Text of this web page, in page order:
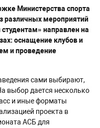
Министерства спорта
различных мероприятий
направлен на
оснащение клубов и
и проведение
сами выбирают,
выбор дается несколько
и иные форматы
проекта в
АСБ для